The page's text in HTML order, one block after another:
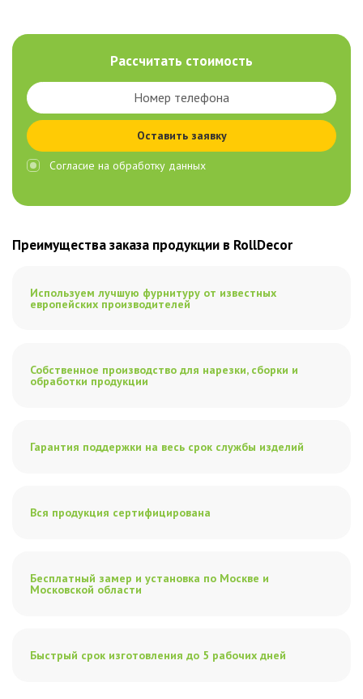
Рассчитать стоимость
Оставить заявку
Согласие на обработку данных
Преимущества заказа продукции в RollDecor
Используем лучшую фурнитуру от известных
европейских производителей
Собственное производство для нарезки, сборки и
обработки продукции
Гарантия поддержки на весь срок службы изделий
Вся продукция сертифицирована
Бесплатный замер и установка по Москве и
Московской области
Быстрый срок изготовления до 5 рабочих дней